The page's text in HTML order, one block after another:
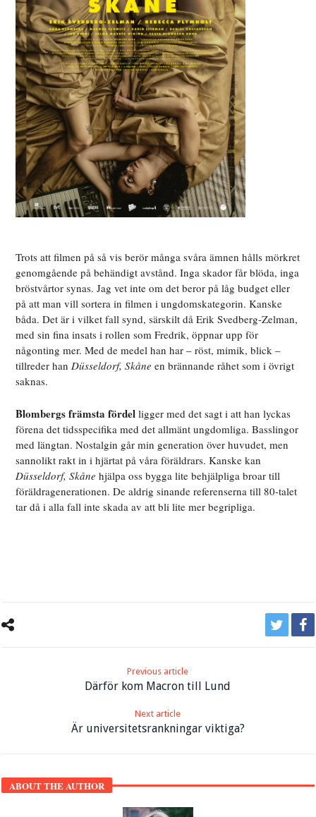
Trots att filmen på så vis berör många svåra ämnen hålls mörkret
genomgående på behändigt avstånd. Inga skador får blöda, inga
bröstvårtor synas. Jag vet inte om det beror på låg budget eller
på att man vill sortera in filmen i ungdomskategorin. Kanske
båda. Det är i vilket fall synd, särskilt då Erik Svedberg-Zelman,
med sin fina insats i rollen som Fredrik, öppnar upp för
någonting mer. Med de medel han har – röst, mimik, blick –
tillreder han Düsseldorf, Skåneen brännande råhet som i övrigt
saknas.
Blombergs främsta fördel ligger med det sagt i att han lyckas
förena det tidsspecifika med det allmänt ungdomliga. Basslingor
med längtan. Nostalgin går min generation över huvudet, men
sannolikt rakt in i hjärtat på våra föräldrars. Kanske kan
Düsseldorf, Skånehjälpa oss bygga lite behjälpliga broar till
föräldragenerationen. De aldrig sinande referenserna till 80-talet
tar då i alla fall inte skada av att bli lite mer begripliga.
Previous article
Därför kom Macron till Lund
Next article
Är universitetsrankningar viktiga?
ABOUT THE AUTHOR